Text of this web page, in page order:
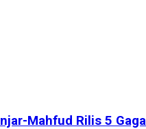
Mahfud Rilis 5